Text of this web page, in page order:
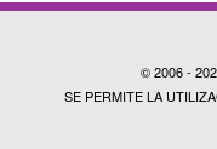
© 2006 -
SE PERMITE LA